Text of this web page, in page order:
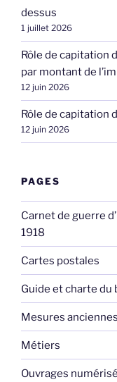
dessus
1 juillet 2026
Rôle de capitation
par montant de
12 juin 2026
Rôle de capitation
12 juin 2026
PAGES
Carnet de guerre
1918
Cartes postales
Guide et charte du
Mesures anciennes
Métiers
Ouvrages